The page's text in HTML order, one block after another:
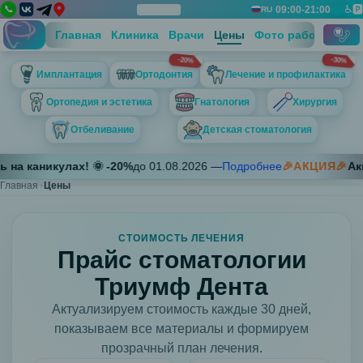
📞 RU 09:00-21:00 ♿🅿️
Технический блок контактов
Телефон 1
+7 (812) 697-67-13
Телефон 2
+7 (911) 757-57-38
Санкт-Петербург, пр. Луначарского д. 7, корп. 1
График работы
Пн 09:00-21:00; Вт 09:00-21:00; Ср 09:00-21:00; Чт 09:00-
Главная Клиника Врачи Цены Фото работ
Имплантация
-20%
Ортодонтия
-30%
Лечение и профилактика
Ортопедия и эстетика Гнатология Хирургия
Отбеливание Детская стоматология
Имплантация
Ортодонтия
Shiny,
каникулах! 🌞 -20%до01.08.2026—Подробнее🎉АКЦИЯ🎉
Панель Закрыть
Главная Цены
СТОИМОСТЬ ЛЕЧЕНИЯ
Прайс стоматологии
Триумф Дента
Актуализируем стоимость каждые 30 дней,
показываем все материалы и формируем
прозрачный план лечения.